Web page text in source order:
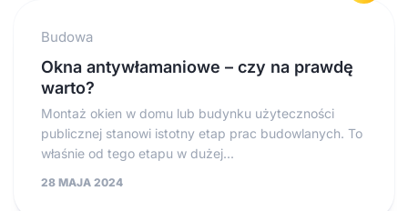
Budowa
Okna antywłamaniowe – czy na prawdę
warto?
Montaż okien w domu lub budynku użyteczności
publicznej stanowi istotny etap prac budowlanych. To
właśnie od tego etapu w dużej...
28 MAJA 2024